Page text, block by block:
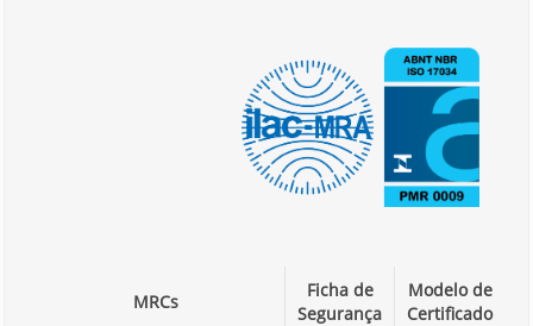
MRCs
Ficha de
Segurança
Modelo de
Certificado